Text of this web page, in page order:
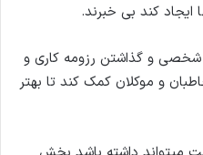
ایجاد کند بی خبرند.
و گذاشتن رزومه کاری و
و موکلان کمک کند تا بهتر